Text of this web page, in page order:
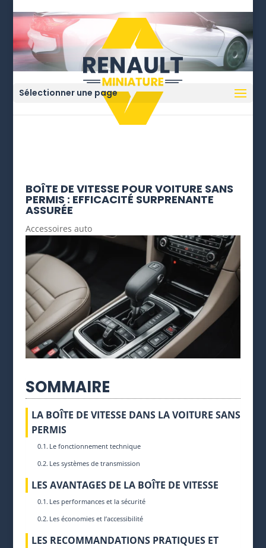
Sélectionner une page
BOÎTE DE VITESSE POUR VOITURE SANS
PERMIS : EFFICACITÉ SURPRENANTE
ASSURÉE
Accessoires auto
SOMMAIRE
LA BOÎTE DE VITESSE DANS LA VOITURE SANS
PERMIS
Le fonctionnement technique
Les systèmes de transmission
LES AVANTAGES DE LA BOÎTE DE VITESSE
Les performances et la sécurité
Les économies et l’accessibilité
LES RECOMMANDATIONS PRATIQUES ET